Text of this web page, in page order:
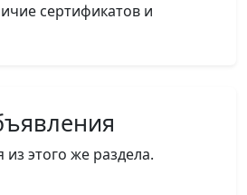
сертификатов и
этого же раздела.